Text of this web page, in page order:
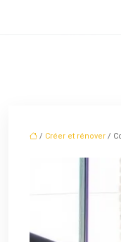
/ Créer et rénover /